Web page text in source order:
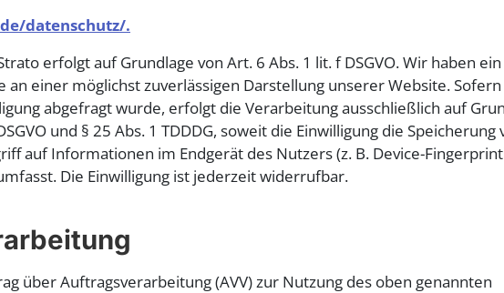
datenschutz/.
erfolgt auf Grundlage von Art. 6 Abs. 1 lit. f DSGVO. Wir haben ein
an einer möglichst zuverlässigen Darstellung unserer Website.
abgefragt wurde, erfolgt die Verarbeitung ausschließlich auf
und § 25 Abs. 1 TDDDG, soweit die Einwilligung die Speicherung
auf Informationen im Endgerät des Nutzers (z. B. Device-
Die Einwilligung ist jederzeit widerrufbar.
über Auftragsverarbeitung (AVV) zur Nutzung des oben genannten